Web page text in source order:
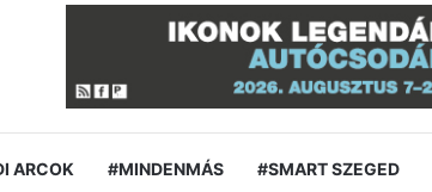
ARCOK #MINDENMÁS #SMART SZEGED